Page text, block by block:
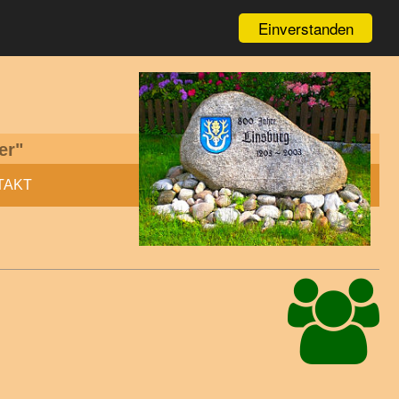
Einverstanden